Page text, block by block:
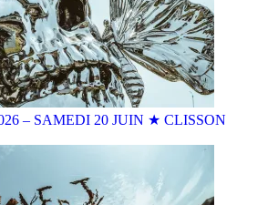
– SAMEDI 20 JUIN ★ CLISSON